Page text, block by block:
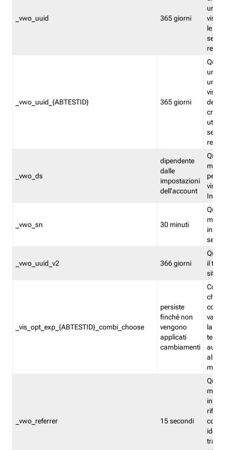
_vwo_uuid 365 giorni
le
_vwo_uuid_{ABTESTID} 365 giorni
un
del
_vwo_ds
dipendente
dalle
impostazioni
dell'account
_vwo_sn 30 minuti
_vwo_uuid_v2 366 giorni
il
sito
_vis_opt_exp_{ABTESTID}_combi_choose
persiste
finchè non
vengono
applicati
cambiamenti
che
la
test.
_vwo_referrer 15 secondi